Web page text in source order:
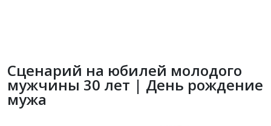
Сценарий на юбилей молодого
мужчины 30 лет | День рождение
мужа